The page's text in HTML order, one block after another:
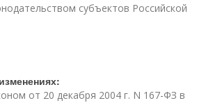
субъектов Российской
от 20 декабря 2004 г. N 167-ФЗ в